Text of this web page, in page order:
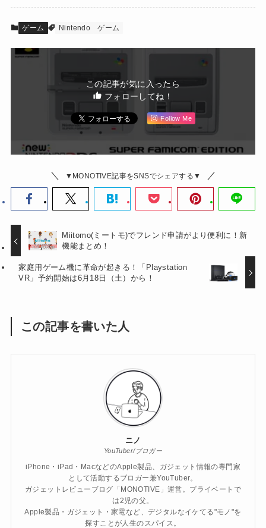
ゲーム Nintendo ゲーム
この記事が気に入ったら
フォローしてね！
Follow Me
▼MONOTIVE記事をSNSでシェアする▼
Miitomo(ミートモ)でフレンド申請がより便利に！新
機能まとめ！
家庭用ゲーム機に革命が起きる！「Playstation
VR」予約開始は6月18日（土）から！
この記事を書いた人
ニノ
YouTuber/ブロガー
iPhone・iPad・MacなどのApple製品、ガジェット情報の専門家
として活動するブロガー兼YouTuber。
ガジェットレビューブログ「MONOTIVE」運営。プライベートで
は2児の父。
Apple製品・ガジェット・家電など、デジタルなイケてる"モノ"を
探すことが人生のスパイス。